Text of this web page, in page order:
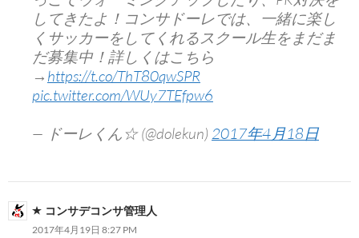
してきたよ！コンサドーレでは、一緒に楽し
くサッカーをしてくれるスクール生をまだま
だ募集中！詳しくはこちら
→ https://t.co/ThT80qwSPR
pic.twitter.com/WUy7TEfpw6
— ドーレくん☆ (@dolekun) 2017年4月18日
コンサデコンサ管理人
2017年4月19日 8:27 PM